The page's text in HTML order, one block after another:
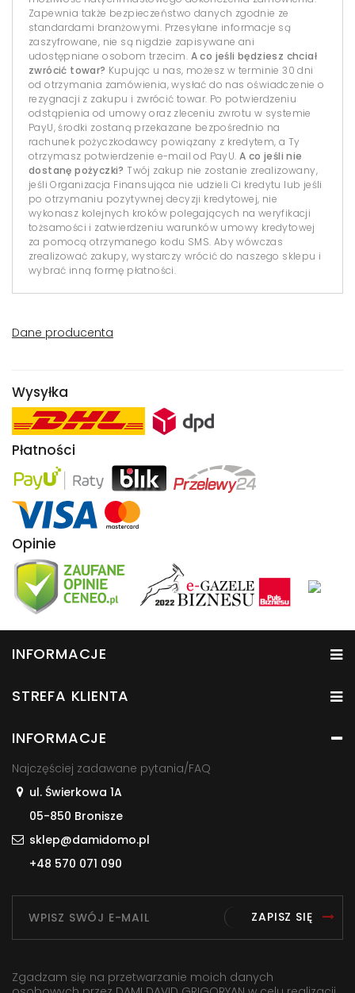
Zapewnia także bezpieczeństwo danych zgodnie ze
standardami branżowymi. Przesyłane informacje są
zaszyfrowane, nie są nigdzie zapisywane ani
udostępniane osobom trzecim. A co jeśli będziesz chciał
zwrócić towar? Kupując u nas, możesz w terminie 30 dni
od otrzymania zamówienia, wysłać do nas oświadczenie o
rezygnacji z zakupu i zwrócić towar. Po potwierdzeniu
odstąpienia od umowy oraz zleceniu zwrotu w systemie
PayU, środki zostaną przekazane bezpośrednio na
rachunek pożyczkodawcy powiązany z kredytem, a Ty
otrzymasz potwierdzenie e-mail od PayU. A co jeśli nie
dostanę pożyczki? Twój zakup nie zostanie zrealizowany,
jeśli Organizacja Finansująca nie udzieli Ci kredytu lub jeśli
po otrzymaniu pozytywnej decyzji kredytowej, nie
wykonasz kolejnych kroków polegających na weryfikacji
tożsamości i zatwierdzeniu warunków umowy kredytowej
za pomocą otrzymanego kodu SMS. Aby wówczas
zrealizować zakupy, wystarczy wrócić do naszego sklepu i
wybrać inną formę płatności.
Dane producenta
Wysyłka
Płatności
Opinie
INFORMACJE
STREFA KLIENTA
INFORMACJE
Najczęściej zadawane pytania/FAQ
ul. Świerkowa 1A
05-850 Bronisze
sklep@damidomo.pl
+48 570 071 090
ZAPISZ SIĘ
Zgadzam się na przetwarzanie moich danych